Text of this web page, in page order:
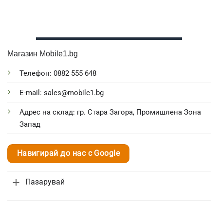
/
Магазин Mobile1.bg
Телефон: 0882 555 648
E-mail: sales@mobile1.bg
Адрес на склад: гр. Стара Загора, Промишлена Зона
Запад
Навигирай до нас с Google
Пазарувай